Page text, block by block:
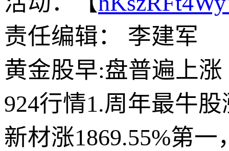
责任编辑： 李建军
黄金股早:盘普遍上
924行情1.周年最牛
新材涨1869.55%第